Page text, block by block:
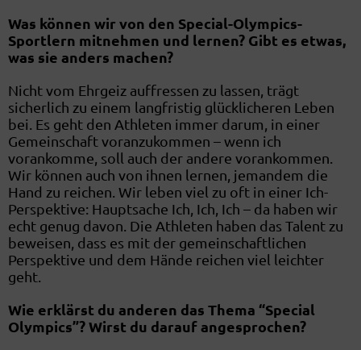
Was können wir von den Special-Olympics-
Sportlern mitnehmen und lernen? Gibt es etwas,
was sie anders machen?
Nicht vom Ehrgeiz auffressen zu lassen, trägt
sicherlich zu einem langfristig glücklicheren Leben
bei. Es geht den Athleten immer darum, in einer
Gemeinschaft voranzukommen – wenn ich
vorankomme, soll auch der andere vorankommen.
Wir können auch von ihnen lernen, jemandem die
Hand zu reichen. Wir leben viel zu oft in einer Ich-
Perspektive: Hauptsache Ich, Ich, Ich – da haben wir
echt genug davon. Die Athleten haben das Talent zu
beweisen, dass es mit der gemeinschaftlichen
Perspektive und dem Hände reichen viel leichter
geht.
Wie erklärst du anderen das Thema “Special
Olympics”? Wirst du darauf angesprochen?